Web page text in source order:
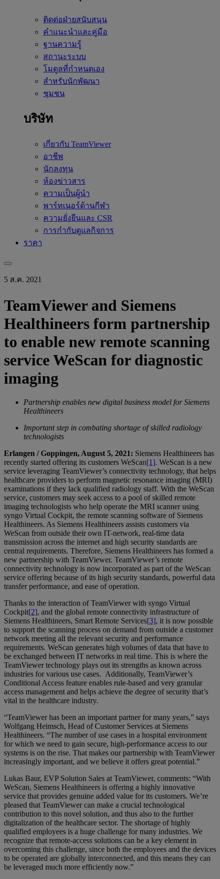
ติดต่อฝ่ายสนับสนุน
คำแนะนำและคู่มือ
ฐานความรู้
สถานะระบบ
โมดูลที่กำหนดเอง
สำหรับนักพัฒนา
ชุมชน
บริษัท
เกี่ยวกับ TeamViewer
อาชีพ
นักลงทุน
ห้องข่าวสาร
ความเป็นผู้นำ
พาร์ทเนอร์ด้านกีฬา
ความยั่งยืนและ CSR
การกำกับดูแลกิจการ
ราคา
5 ส.ค. 2021
TeamViewer and Siemens
Healthineers form partnership
to enable new remote scanning
service WeScan for diagnostic
imaging
Partnership enables new digital business model for Siemens
Healthineers
Important step in combating shortage of skilled radiology
technologists
Erlangen / Goppingen, August 5, 2021: Siemens Healthineers has
recently started offering its customers WeScan[1]. WeScan is a new
service leveraging TeamViewer’s connectivity technology, that helps
healthcare providers to perform magnetic resonance imaging (MRI)
examinations if they lack qualified radiology staff. With the WeScan
service, customers may seek access to a pool of skilled remote
imaging technologists who help operate the MRI scanner using
syngo Virtual Cockpit, the remote scanning software of Siemens
Healthineers. As Siemens Healthineers assists customers via
WeScan from outside their own IT-network, real-time data
transmission across the internet and high security standards are
central requirements. Therefore, Siemens Healthineers has formed a
new partnership with TeamViewer. TeamViewer’s remote
connectivity technology is now incorporated as part of the WeScan
service offering because of its high security standards, powerful data
transfer performance, and ease of operation.
Thanks to the interaction of TeamViewer with syngo Virtual
Cockpit[2], and the global remote connectivity infrastructure of
Siemens Healthineers, Smart Remote Services[3], it is now possible
to support the scanning process on demand from outside a customer
network meeting all the relevant security and performance
requirements. WeScan generates high volumes of data that have to
be exchanged between IT networks in real time. This is where the
TeamViewer technology plays out its strengths as known across
industries for various use cases. Additionally, TeamViewer’s
Conditional Access feature enables rule-based and very granular
access management and helps achieve the degree of security that’s
vital in the healthcare industry.
“TeamViewer has been an important partner for many years,” says
Wolfgang Heimsch, Head of Customer Services at Siemens
Healthineers. “The number of use cases in a hospital environment
for which we need to gain secure, high-performance access to our
systems is on the rise. That makes our partnership with TeamViewer
increasingly important, and we believe it offers great potential.”
Lukas Baur, EVP Solution Sales at TeamViewer, comments: “With
WeScan, Siemens Healthineers is offering a highly innovative
service that provides genuine added value for its customers. We’re
pleased that TeamViewer can make a crucial technological
contribution to this novel solution, and thus also to the further
digitalization of the healthcare sector. The shortage of highly
qualified employees is a huge challenge for many industries. We
recognize that remote-access solutions can be a key element in
overcoming this challenge, since both the employees and the devices
to be operated are globally interconnected, and this means they can
be leveraged much more efficiently now.”